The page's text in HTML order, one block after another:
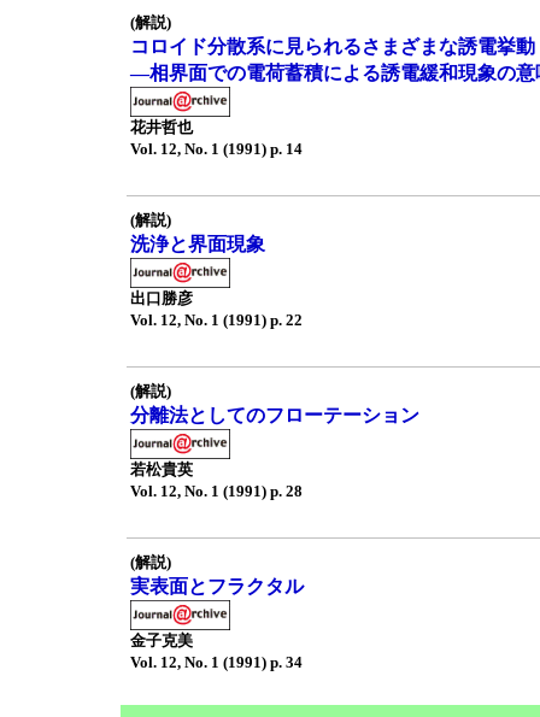
(解説)
コロイド分散系に見られるさまざまな誘電挙動
—相界面での電荷蓄積による誘電緩和現象の
花井哲也
Vol. 12, No. 1 (1991) p. 14
(解説)
洗浄と界面現象
出口勝彦
Vol. 12, No. 1 (1991) p. 22
(解説)
分離法としてのフローテーション
若松貴英
Vol. 12, No. 1 (1991) p. 28
(解説)
実表面とフラクタル
金子克美
Vol. 12, No. 1 (1991) p. 34